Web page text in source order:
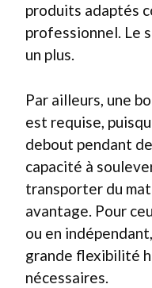
produits adaptés
professionnel. Le
un plus.
Par ailleurs, une
est requise,
debout pendant
capacité à
transporter du
avantage. Pour
ou en
grande flexibilité
nécessaires.